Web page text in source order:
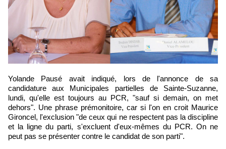
Yolande Pausé avait indiqué, lors de l'annonce de sa
candidature aux Municipales partielles de Sainte-Suzanne,
lundi, qu'elle est toujours au PCR, "sauf si demain, on met
dehors". Une phrase prémonitoire, car si l'on en croit Maurice
Gironcel, l'exclusion "de ceux qui ne respectent pas la discipline
et la ligne du parti, s'excluent d'eux-mêmes du PCR. On ne
peut pas se présenter contre le candidat de son parti".